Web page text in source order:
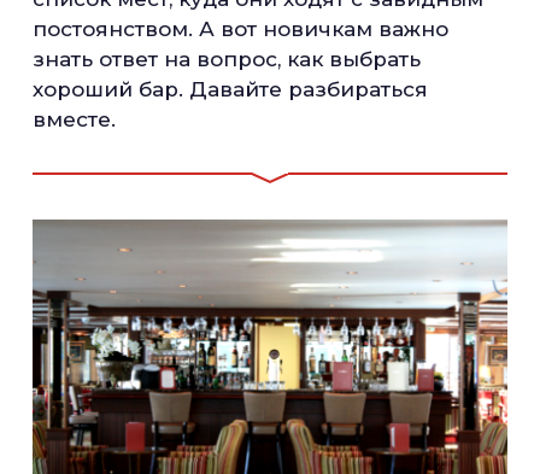
постоянством. А вот новичкам важно
знать ответ на вопрос, как выбрать
хороший бар. Давайте разбираться
вместе.